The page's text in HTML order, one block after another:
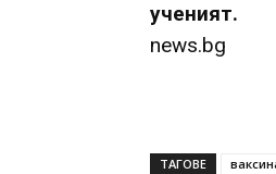
ученият.
news.bg
ТАГОВЕ